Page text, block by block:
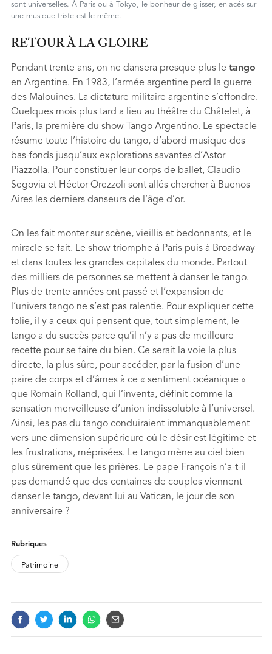
sont universelles. À Paris ou à Tokyo, le bonheur de glisser, enlacés sur
une musique triste est le même.
RETOUR À LA GLOIRE
Pendant trente ans, on ne dansera presque plus le tango
en Argentine. En 1983, l’armée argentine perd la guerre
des Malouines. La dictature militaire argentine s’effondre.
Quelques mois plus tard a lieu au théâtre du Châtelet, à
Paris, la première du show Tango Argentino. Le spectacle
résume toute l’histoire du tango, d’abord musique des
bas-fonds jusqu’aux explorations savantes d’Astor
Piazzolla. Pour constituer leur corps de ballet, Claudio
Segovia et Héctor Orezzoli sont allés chercher à Buenos
Aires les derniers danseurs de l’âge d’or.
On les fait monter sur scène, vieillis et bedonnants, et le
miracle se fait. Le show triomphe à Paris puis à Broadway
et dans toutes les grandes capitales du monde. Partout
des milliers de personnes se mettent à danser le tango.
Plus de trente années ont passé et l’expansion de
l’univers tango ne s’est pas ralentie. Pour expliquer cette
folie, il y a ceux qui pensent que, tout simplement, le
tango a du succès parce qu’il n’y a pas de meilleure
recette pour se faire du bien. Ce serait la voie la plus
directe, la plus sûre, pour accéder, par la fusion d’une
paire de corps et d’âmes à ce « sentiment océanique »
que Romain Rolland, qui l’inventa, déﬁnit comme la
sensation merveilleuse d’union indissoluble à l’universel.
Ainsi, les pas du tango conduiraient immanquablement
vers une dimension supérieure où le désir est légitime et
les frustrations, méprisées. Le tango mène au ciel bien
plus sûrement que les prières. Le pape François n’a-t-il
pas demandé que des centaines de couples viennent
danser le tango, devant lui au Vatican, le jour de son
anniversaire ?
FOOTNOTES
Rubriques
Patrimoine